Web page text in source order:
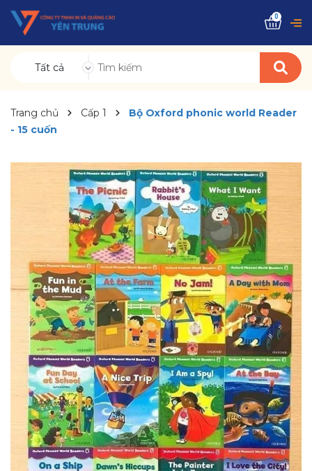
Tất cả
0
Trang chủ Cấp 1
Bộ Oxford phonic world Reader
- 15 cuốn